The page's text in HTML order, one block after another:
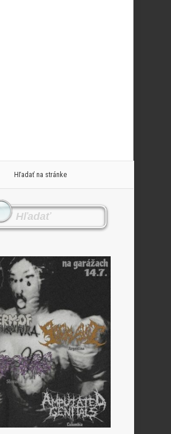
Hľadať na stránke